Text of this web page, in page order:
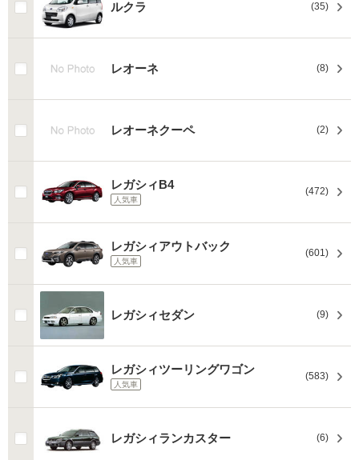
ルクラ (35)
レオーネ (8)
レオーネクーペ (2)
レガシィB4
人気車
(472)
レガシィアウトバック
人気車
(601)
レガシィセダン (9)
レガシィツーリングワゴン
人気車
(583)
レガシィランカスター (6)